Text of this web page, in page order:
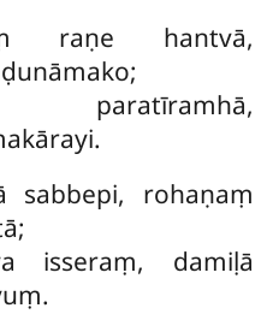
raṇe hantvā,
sabbepi, rohaṇaṃ
isseraṃ, damiḷā